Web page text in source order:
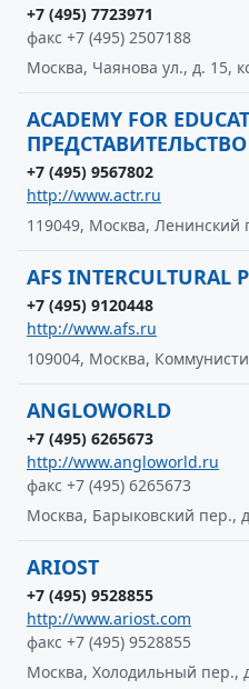
+7 (495) 7723971
факс +7 (495) 2507188
Москва, Чаянова ул., д. 15,
ACADEMY FOR
ПРЕДСТАВИТЕЛЬСТВО
+7 (495) 9567802
http://www.actr.ru
119049, Москва, Ленинский
AFS INTERCULTURAL
+7 (495) 9120448
http://www.afs.ru
109004, Москва,
ANGLOWORLD
+7 (495) 6265673
http://www.angloworld.ru
факс +7 (495) 6265673
Москва, Барыковский пер.,
ARIOST
+7 (495) 9528855
http://www.ariost.com
факс +7 (495) 9528855
Москва, Холодильный пер.,